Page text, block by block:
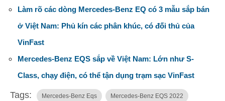
Làm rõ các dòng Mercedes-Benz EQ có 3 mẫu sắp bán
ở Việt Nam: Phủ kín các phân khúc, có đối thủ của
VinFast
Mercedes-Benz EQS sắp về Việt Nam: Lớn như S-
Class, chạy điện, có thể tận dụng trạm sạc VinFast
Tags: Mercedes-Benz Eqs Mercedes-Benz EQS 2022